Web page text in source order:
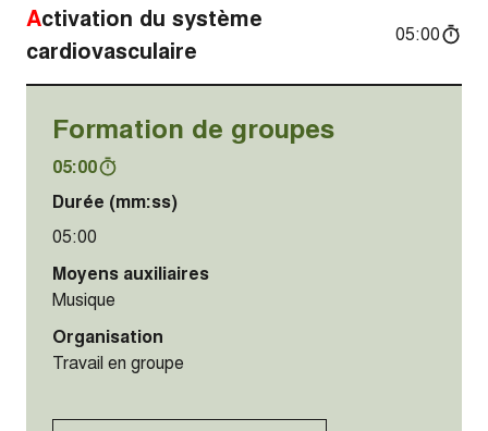
Activation du système
cardiovasculaire
05:00
Formation de groupes
05:00
Durée (mm:ss)
05:00
Moyens auxiliaires
Musique
Organisation
Travail en groupe